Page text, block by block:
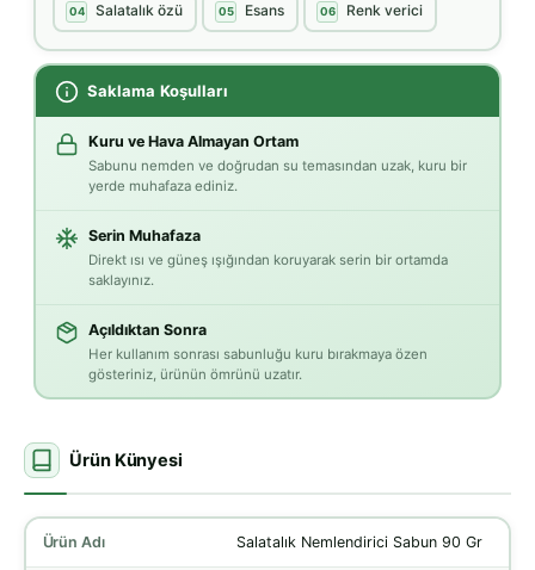
04 Salatalık özü 05 Esans 06 Renk verici
Saklama Koşulları
Kuru ve Hava Almayan Ortam
Sabunu nemden ve doğrudan su temasından uzak, kuru bir
yerde muhafaza ediniz.
Serin Muhafaza
Direkt ısı ve güneş ışığından koruyarak serin bir ortamda
saklayınız.
Açıldıktan Sonra
Her kullanım sonrası sabunluğu kuru bırakmaya özen
gösteriniz, ürünün ömrünü uzatır.
Ürün Künyesi
Ürün Adı Salatalık Nemlendirici Sabun 90 Gr